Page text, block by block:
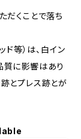
だくことで落ち
ド等）は、白イン
質に影響はあり
とプレス跡とが